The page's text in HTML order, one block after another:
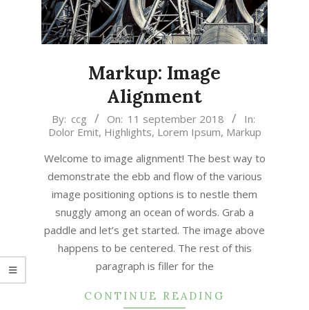
Markup: Image
Alignment
2018-
09-
11
By: ccg On: 11 september 2018
In:
Dolor Emit, Highlights, Lorem Ipsum, Markup
Welcome to image alignment! The best way to
demonstrate the ebb and flow of the various
image positioning options is to nestle them
snuggly among an ocean of words. Grab a
paddle and let’s get started. The image above
happens to be centered. The rest of this
paragraph is filler for the
CONTINUE READING